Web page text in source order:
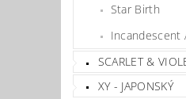
Star Birth
Incandescent
SCARLET &
XY - JAPONSKÝ